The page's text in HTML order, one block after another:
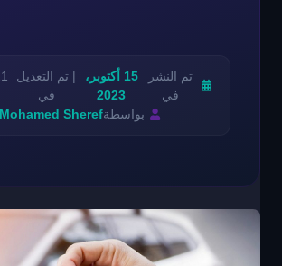
تم النشر
في
15 أكتوبر،
2023
| تم التعديل
في
بواسطةMohamed Sheref